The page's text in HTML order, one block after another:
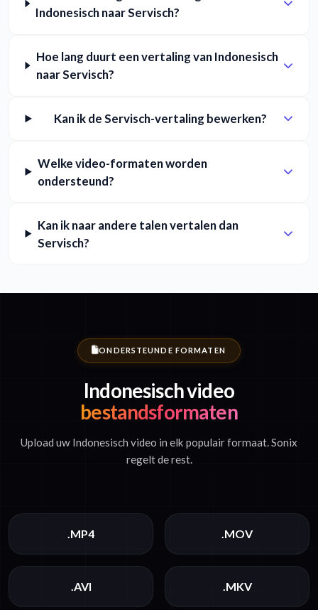
Indonesisch naar Servisch?
Hoe lang duurt een vertaling van Indonesisch
naar Servisch?
Kan ik de Servisch-vertaling bewerken?
Welke video-formaten worden
ondersteund?
Kan ik naar andere talen vertalen dan
Servisch?
ONDERSTEUNDE FORMATEN
Indonesisch video
bestandsformaten
Upload uw Indonesisch video in elk populair formaat. Sonix
regelt de rest.
.MP4 .MOV
.AVI .MKV